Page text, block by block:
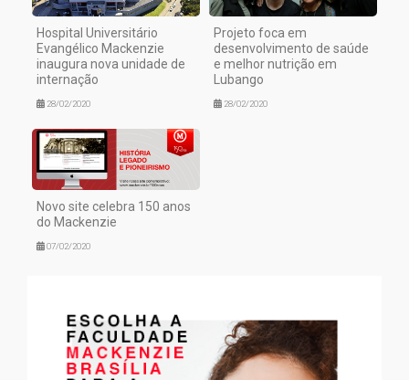
Hospital Universitário
Evangélico Mackenzie
inaugura nova unidade de
internação
28/02/2020
Projeto foca em
desenvolvimento de saúde
e melhor nutrição em
Lubango
28/02/2020
Novo site celebra 150 anos
do Mackenzie
07/02/2020